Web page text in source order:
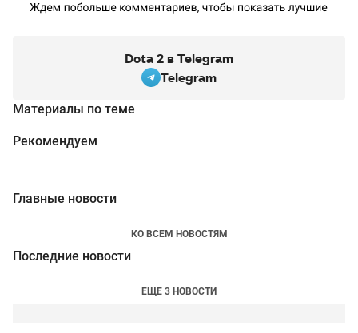
Dota 2 в Telegram
Telegram
Материалы по теме
Рекомендуем
Главные новости
КО ВСЕМ НОВОСТЯМ
Последние новости
ЕЩЕ 3 НОВОСТИ